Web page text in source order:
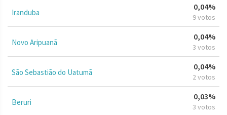
Iranduba
0,04%
9 votos
Novo Aripuanã
0,04%
3 votos
São Sebastião do Uatumã
0,04%
2 votos
Beruri
0,03%
3 votos